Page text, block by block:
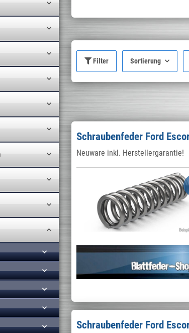
Filter Sortierung
Schraubenfeder Ford
Neuware inkl. Herstellergarantie!
Schraubenfeder Ford